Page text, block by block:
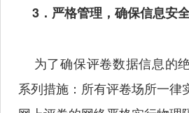
3．严格管理，确保信息安
为了确保评卷数据信息的
系列措施：所有评卷场所一律